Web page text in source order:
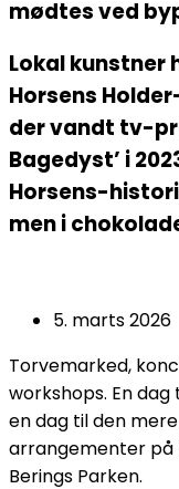
mødtes ved
Lokal
Horsens
der vandt tv-
Bagedyst’ i
Horsens-
men i
5. marts 2026
Torvemarked,
workshops. En
en dag til den
arrangementer på
Berings Parken.